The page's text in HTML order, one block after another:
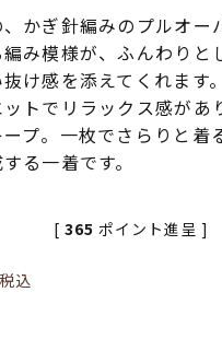
かぎ針編みのプルオー
み模様が、ふんわりと
け感を添えてくれます。
トでリラックス感があ
プ。一枚でさらりと着
る一着です。
税込
[ 365 ポイント進呈 ]